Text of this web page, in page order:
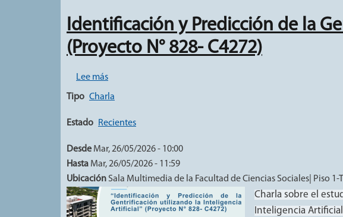
Identificación y Predicción de la
(Proyecto N° 828- C4272)
Lee mássobre Identificación y Predicción de la Gentrificación
Tipo Charla
Estado Recientes
Desde Mar, 26/05/2026 - 10:00
Hasta Mar, 26/05/2026 - 11:59
Ubicación Sala Multimedia de la Facultad de Ciencias Sociales| Piso 1-
Charla sobre el
Inteligencia